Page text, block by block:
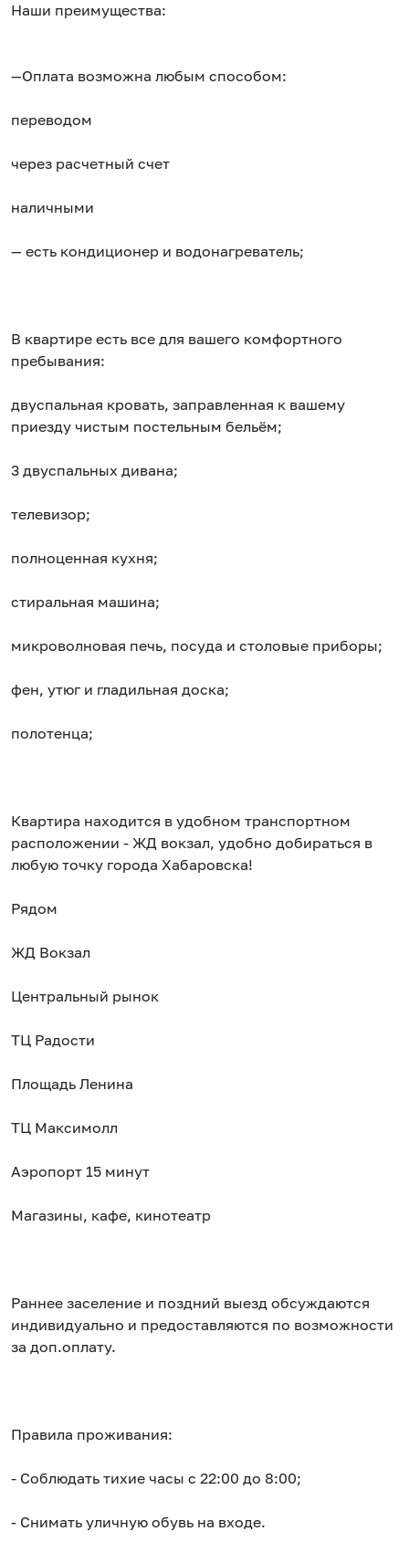
Наши преимущества:
—Оплата возможна любым способом:
переводом
через расчетный счет
наличными
— есть кондиционер и водонагреватель;
В квартире есть все для вашего комфортного
пребывания:
двуспальная кровать, заправленная к вашему
приезду чистым постельным бельём;
3 двуспальных дивана;
телевизор;
полноценная кухня;
стиральная машина;
микроволновая печь, посуда и столовые приборы;
фен, утюг и гладильная доска;
полотенца;
Квартира находится в удобном транспортном
расположении - ЖД вокзал, удобно добираться в
любую точку города Хабаровска!
Рядом
ЖД Вокзал
Центральный рынок
ТЦ Радости
Площадь Ленина
ТЦ Максимолл
Аэропорт 15 минут
Магазины, кафе, кинотеатр
Раннее заселение и поздний выезд обсуждаются
индивидуально и предоставляются по возможности
за доп.оплату.
Правила проживания:
- Соблюдать тихие часы с 22:00 до 8:00;
- Снимать уличную обувь на входе.